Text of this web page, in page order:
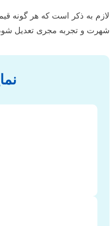
لازم به ذکر است که هر گونه
شهرت و تجربه مجری تعدیل